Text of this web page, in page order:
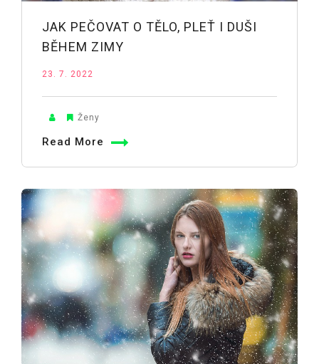
JAK PEČOVAT O TĚLO, PLEŤ I DUŠI
BĚHEM ZIMY
23. 7. 2022
Ženy
Read More